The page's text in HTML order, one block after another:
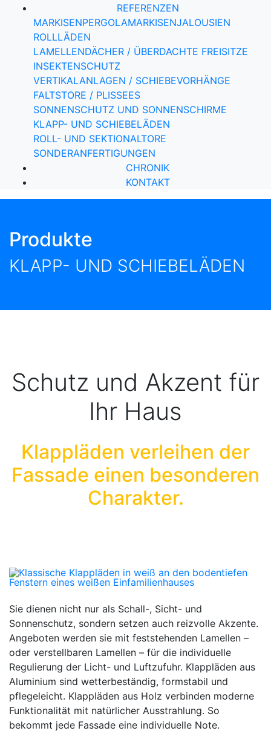
REFERENZEN
MARKISENPERGOLAMARKISENJALOUSIEN
ROLLLÄDEN
LAMELLENDÄCHER / ÜBERDACHTE FREISITZE
INSEKTENSCHUTZ
VERTIKALANLAGEN / SCHIEBEVORHÄNGE
FALTSTORE / PLISSEES
SONNENSCHUTZ UND SONNENSCHIRME
KLAPP- UND SCHIEBELÄDEN
ROLL- UND SEKTIONALTORE
SONDERANFERTIGUNGEN
CHRONIK
KONTAKT
Produkte
KLAPP- UND SCHIEBELÄDEN
Schutz und Akzent für
Ihr Haus
Klappläden verleihen der
Fassade einen besonderen
Charakter.
Sie dienen nicht nur als Schall-, Sicht- und
Sonnenschutz, sondern setzen auch reizvolle Akzente.
Angeboten werden sie mit feststehenden Lamellen –
oder verstellbaren Lamellen – für die individuelle
Regulierung der Licht- und Luftzufuhr. Klappläden aus
Aluminium sind wetterbeständig, formstabil und
pflegeleicht. Klappläden aus Holz verbinden moderne
Funktionalität mit natürlicher Ausstrahlung. So
bekommt jede Fassade eine individuelle Note.